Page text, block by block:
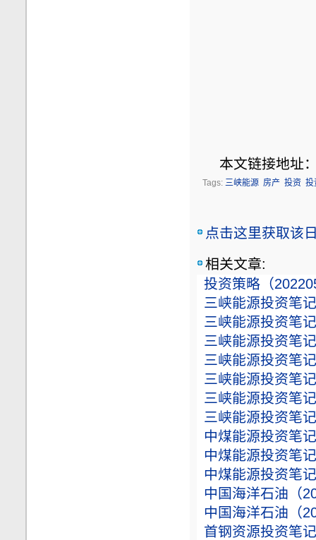
本文链接地址
Tags: 三峡能源 房产 投资 投
点击这里获取该
相关文章:
投资策略（
三峡能源投资笔
三峡能源投资笔
三峡能源投资笔
三峡能源投资笔
三峡能源投资笔
三峡能源投资笔
三峡能源投资笔
中煤能源投资笔
中煤能源投资笔
中煤能源投资笔
中国海洋石油（
中国海洋石油（
首钢资源投资笔